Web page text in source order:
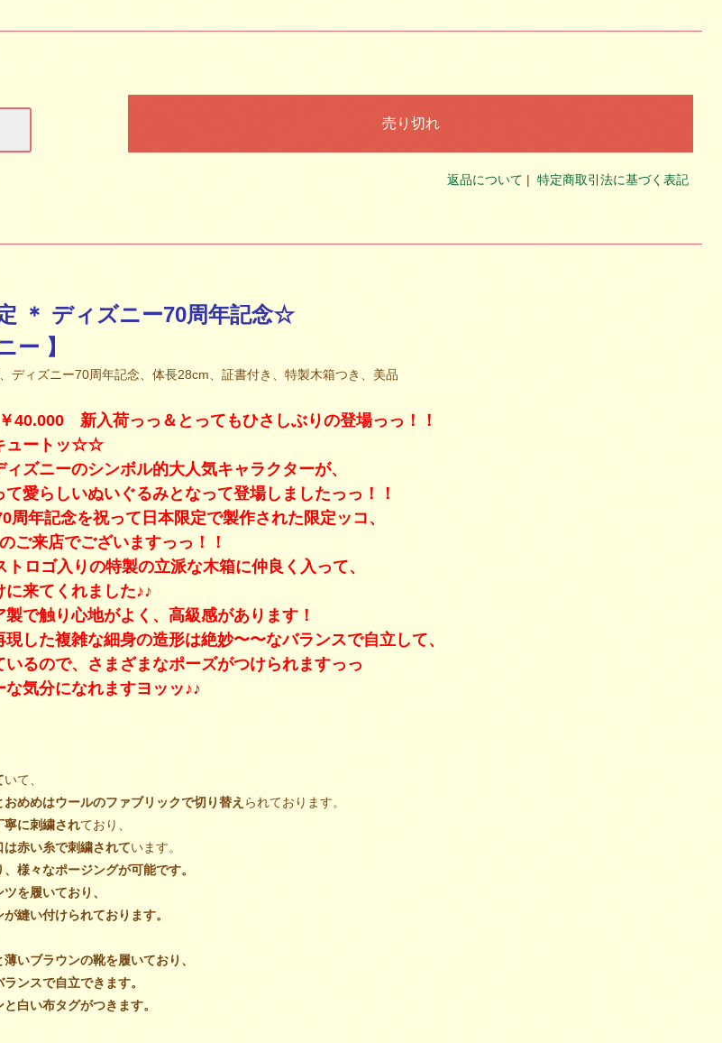
返品について | 特定商取引法に基づく表記
＊ ディズニー70周年記念☆
ー 】
ディズニー70周年記念、体長28cm、証書付き、特製木箱つき、美品
￥40.000 新入荷っっ＆とってもひさしぶりの登場っっ！！
ュートッ☆☆
ズニーのシンボル的大人気キャラクターが、
愛らしいぬいぐるみとなって登場しましたっっ！！
周年記念を祝って日本限定で製作された限定ッコ、
ご来店でございますっっ！！
ロゴ入りの特製の立派な木箱に仲良く入って、
来てくれました♪♪
で触り心地がよく、高級感があります！
した複雑な細身の造形は絶妙〜〜なバランスで自立して、
るので、さまざまなポーズがつけられますっっ
気分になれますヨッッ♪♪
いて、
めめはウールのファブリックで切り替え られております。
寧に刺繍されており、
赤い糸で刺繍されています。
様々なポージングが可能です。
ツを履いており、
縫い付けられております。
いブラウンの靴を履いており、
ンスで自立できます。
白い布タグがつきます。